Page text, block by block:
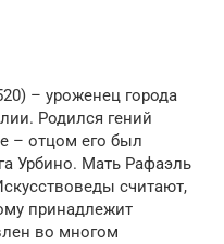
– уроженец города
Родился гений
– отцом его был
Урбино. Мать Рафаэль
считают,
принадлежит
во многом